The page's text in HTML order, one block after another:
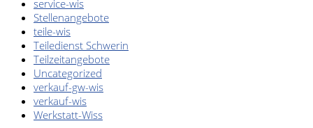
service-wis
Stellenangebote
teile-wis
Teiledienst Schwerin
Teilzeitangebote
Uncategorized
verkauf-gw-wis
verkauf-wis
Werkstatt-Wiss